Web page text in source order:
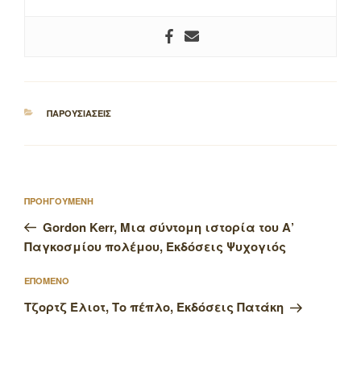
ΚΑΤΗΓΟΡΙΕΣ
ΠΑΡΟΥΣΙΑΣΕΙΣ
άρθρων
Προηγούμενο
άρθρο
ΠΡΟΗΓΟΥΜΕΝΗ
Gordon Kerr, Μια σύντομη ιστορία του Α’
Παγκοσμίου πολέμου, Εκδόσεις Ψυχογιός
Επόμενο
άρθρο
ΕΠΟΜΕΝΟ
Τζορτζ Έλιοτ, Το πέπλο, Εκδόσεις Πατάκη